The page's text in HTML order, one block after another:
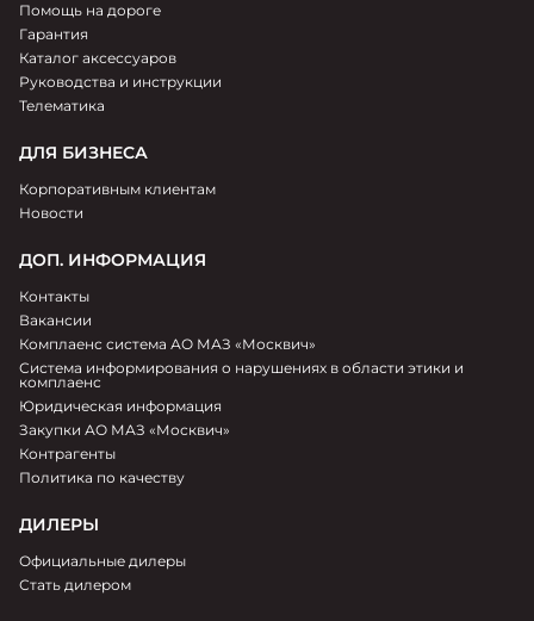
КАН АВТО
ООО «КАН АВТО-18»
Адрес:
Метро:
Яшьлек
8 (843) 210-45-07
График работы:
9:00-21:00
Связаться с дилером
ООО «АЛЬЯНСМОТОРС»
Адрес:
Сургут, Югорский тракт 7/7
Помощь на дороге
Гарантия
Каталог аксессуаров
Руководства и инструкции
Телематика
ДЛЯ БИЗНЕСА
Корпоративным клиентам
Новости
ДОП. ИНФОРМАЦИЯ
Контакты
Вакансии
Комплаенс система АО МАЗ «Москвич»
Система информирования о нарушениях в области этики и
комплаенс
Юридическая информация
Закупки АО МАЗ «Москвич»
Контрагенты
Политика по качеству
ДИЛЕРЫ
Официальные дилеры
Стать дилером